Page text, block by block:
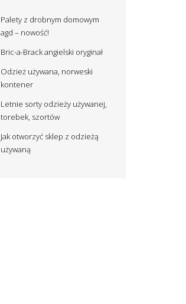
Palety z drobnym domowym
agd – nowość!
Bric-a-Brack angielski oryginał
Odzież używana, norweski
kontener
Letnie sorty odzieży używanej,
torebek, szortów
Jak otworzyć sklep z odzieżą
używaną